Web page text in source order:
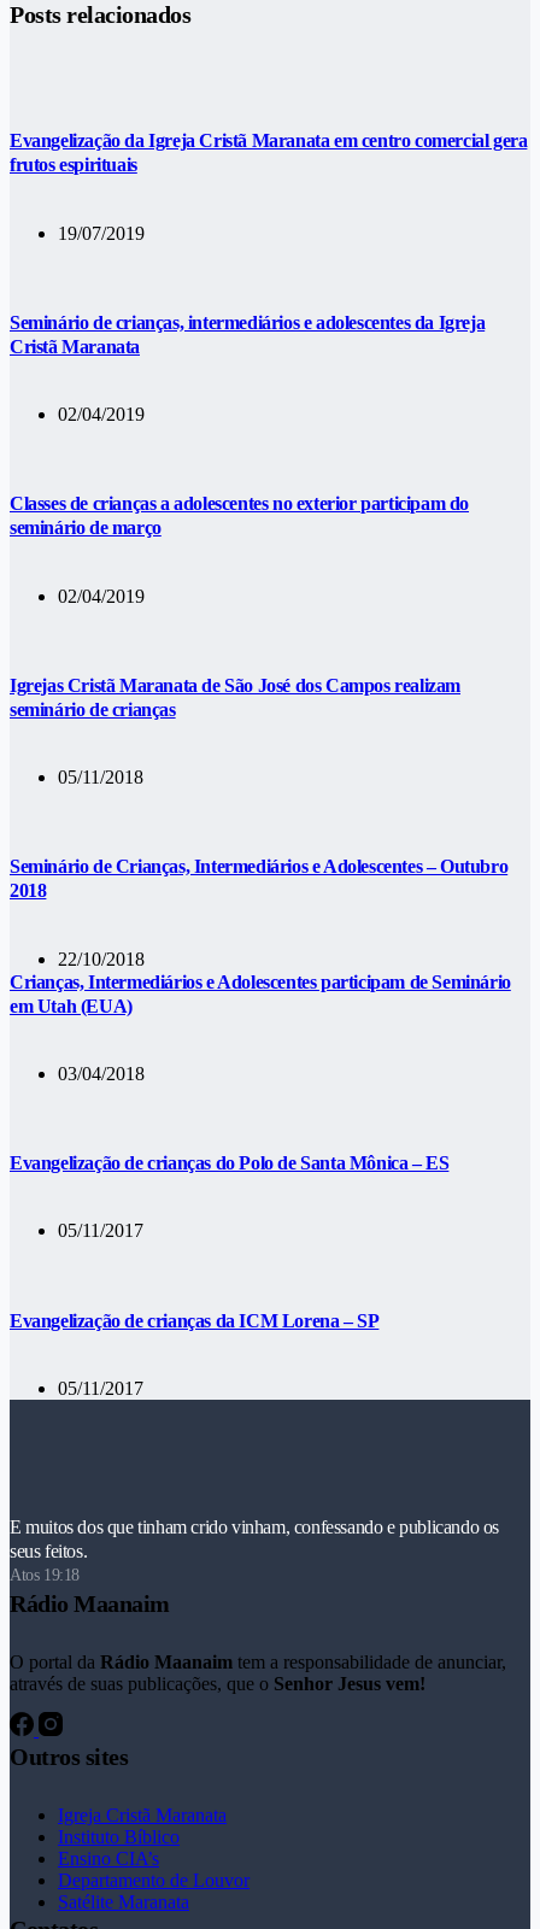
Posts relacionados
Evangelização da Igreja Cristã Maranata em centro comercial gera
frutos espirituais
19/07/2019
Seminário de crianças, intermediários e adolescentes da Igreja
Cristã Maranata
02/04/2019
Classes de crianças a adolescentes no exterior participam do
seminário de março
02/04/2019
Igrejas Cristã Maranata de São José dos Campos realizam
seminário de crianças
05/11/2018
Seminário de Crianças, Intermediários e Adolescentes – Outubro
2018
22/10/2018
Crianças, Intermediários e Adolescentes participam de Seminário
em Utah (EUA)
03/04/2018
Evangelização de crianças do Polo de Santa Mônica – ES
05/11/2017
Evangelização de crianças da ICM Lorena – SP
05/11/2017
E muitos dos que tinham crido vinham, confessando e publicando os
seus feitos.
Atos 19:18
Rádio Maanaim
O portal da Rádio Maanaim tem a responsabilidade de anunciar,
através de suas publicações, que o Senhor Jesus vem!
Outros sites
Igreja Cristã Maranata
Instituto Bíblico
Ensino CIA’s
Departamento de Louvor
Satélite Maranata